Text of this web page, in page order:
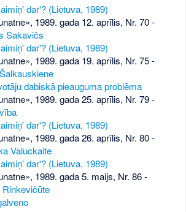
dar'? (Lietuva, 1989)
1989. gada 12. aprīlis, Nr. 70-
Sakavičs
dar'? (Lietuva, 1989)
1989. gada 19. aprīlis, Nr. 75-
dabiskā pieauguma problēma
1989. gada 25. aprīlis, Nr. 79-
dar'? (Lietuva, 1989)
1989. gada 26. aprīlis, Nr. 80-
Valuckaite
dar'? (Lietuva, 1989)
1989. gada 5. maijs, Nr. 86-
Rinkevičūte